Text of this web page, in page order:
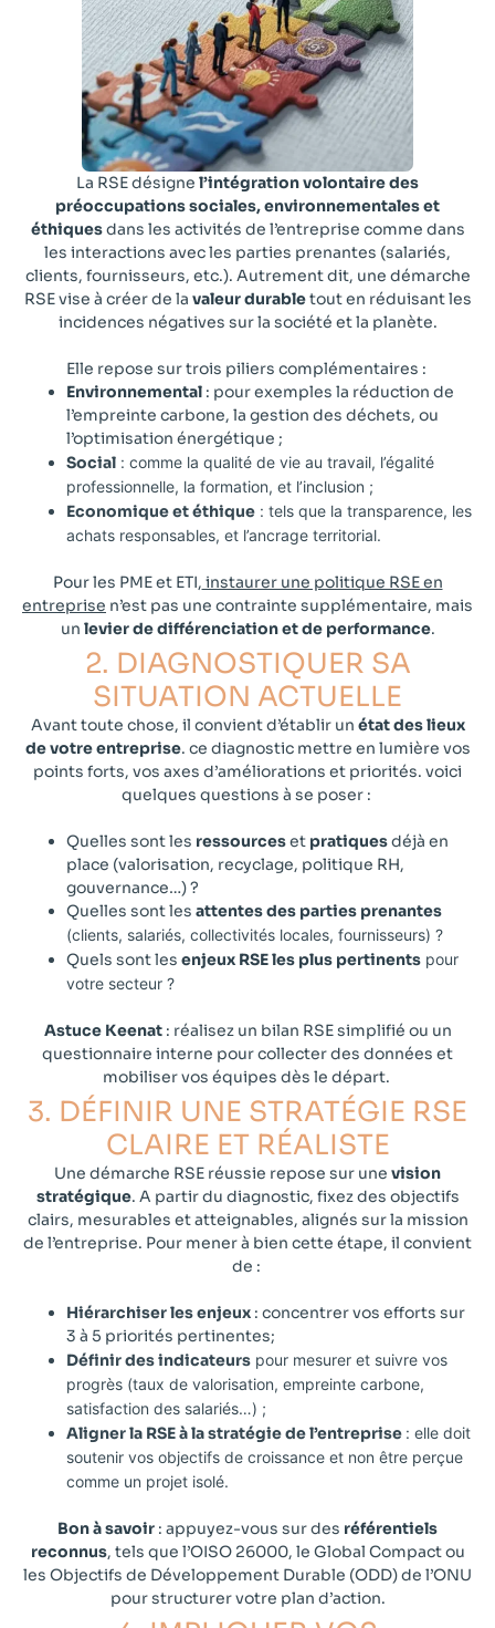
La RSE désigne l’intégration volontaire des
préoccupations sociales, environnementales et
éthiquesdans les activités de l’entreprise comme dans
les interactions avec les parties prenantes (salariés,
clients, fournisseurs, etc.). Autrement dit, une démarche
RSE vise à créer de la valeur durabletout en réduisant les
incidences négatives sur la société et la planète.
Elle repose sur trois piliers complémentaires :
Environnemental : pour exemples la réduction de
l’empreinte carbone, la gestion des déchets, ou
l’optimisation énergétique ;
Social : comme la qualité de vie au travail, l’égalité
professionnelle, la formation, et l’inclusion ;
Economique et éthique : tels que la transparence, les
achats responsables, et l’ancrage territorial.
Pourles PME et ETI, instaurer une politique RSE en
entreprise n’est pas une contrainte supplémentaire, mais
un levier de différenciation et de performance.
2. DIAGNOSTIQUER SA
SITUATION ACTUELLE​​
Avant toute chose, il convient d’établir un état des lieux
de votre entreprise. ce diagnostic mettre en lumière vos
points forts, vos axes d’améliorations et priorités. voici
quelques questions à se poser :
Quelles sont les ressourceset pratiquesdéjà en
place (valorisation, recyclage, politique RH,
gouvernance…) ?
Quelles sont les attentes des parties prenantes
(clients, salariés, collectivités locales, fournisseurs) ?
Quels sont les enjeux RSE les plus pertinents pour
votre secteur ?
Astuce Keenat: réalisez un bilan RSE simplifié ou un
questionnaire interne pour collecter des données et
mobiliser vos équipes dès le départ.
3. DÉFINIR UNE STRATÉGIE RSE
CLAIRE ET RÉALISTE​​
Une démarche RSE réussie repose sur une vision
stratégique. A partir du diagnostic, fixez des objectifs
clairs, mesurables et atteignables, alignés sur la mission
de l’entreprise. Pour mener à bien cette étape, il convient
de :
Hiérarchiser les enjeux : concentrer vos efforts sur
3 à 5 priorités pertinentes;
Définir des indicateurs pour mesurer et suivre vos
progrès (taux de valorisation, empreinte carbone,
satisfaction des salariés…) ;
Aligner la RSE à la stratégie de l’entreprise : elle doit
soutenir vos objectifs de croissance et non être perçue
comme un projet isolé.
Bon à savoir : appuyez-vous sur des référentiels
reconnus, tels que l’OISO 26000, le Global Compact ou
les Objectifs de Développement Durable (ODD) de l’ONU
pour structurer votre plan d’action.